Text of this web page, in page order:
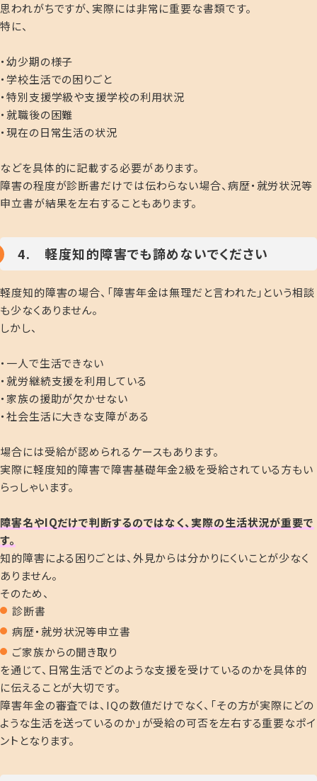
思われがちですが、実際には非常に重要な書類です。
特に、
・幼少期の様子
・学校生活での困りごと
・特別支援学級や支援学校の利用状況
・就職後の困難
・現在の日常生活の状況
などを具体的に記載する必要があります。
障害の程度が診断書だけでは伝わらない場合、病歴・就労状況等
申立書が結果を左右することもあります。
4. 軽度知的障害でも諦めないでください
軽度知的障害の場合、「障害年金は無理だと言われた」という相談
も少なくありません。
しかし、
・一人で生活できない
・就労継続支援を利用している
・家族の援助が欠かせない
・社会生活に大きな支障がある
場合には受給が認められるケースもあります。
実際に軽度知的障害で障害基礎年金2級を受給されている方もい
らっしゃいます。
障害名やIQだけで判断するのではなく、実際の生活状況が重要で
す。
知的障害による困りごとは、外見からは分かりにくいことが少なく
ありません。
そのため、
診断書
病歴・就労状況等申立書
ご家族からの聞き取り
を通じて、日常生活でどのような支援を受けているのかを具体的
に伝えることが大切です。
障害年金の審査では、IQの数値だけでなく、「その方が実際にどの
ような生活を送っているのか」が受給の可否を左右する重要なポイ
ントとなります。